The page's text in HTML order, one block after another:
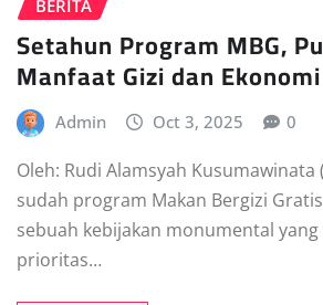
BERITA
Setahun Program MBG,
Manfaat Gizi dan Ekonomi
Admin Oct 3, 2025 0
Oleh: Rudi Alamsyah
sudah program Makan Bergizi
sebuah kebijakan monumental
prioritas…